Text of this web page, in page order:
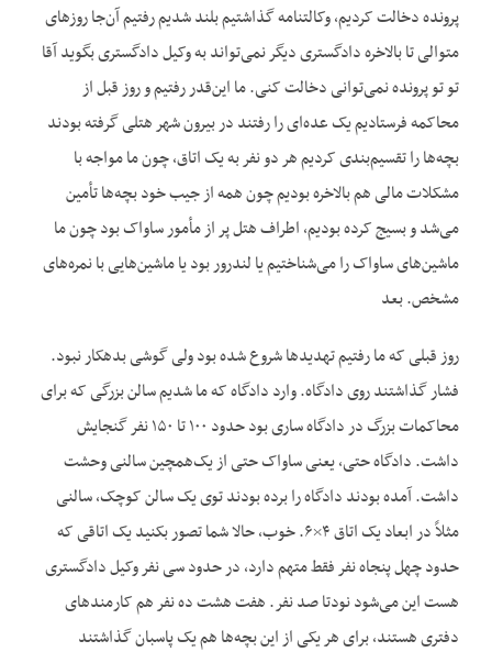
پرونده دخالت کردیم، وکالتنامه گذاشتیم بلند شدیم رفتیم آن‌جا روزهای
متوالی تا بالاخره دادگستری دیگر نمی‌تواند به وکیل دادگستری بگوید آقا
تو تو پرونده نمی‌توانی دخالت کنی. ما این‌قدر رفتیم و روز قبل از
محاکمه فرستادیم یک عده‌ای را رفتند در بیرون شهر هتلی گرفته بودند
بچه‌ها را تقسیم‌بندی کردیم هر دو نفر به یک اتاق، چون ما مواجه با
مشکلات مالی هم بالاخره بودیم چون همه از جیب خود بچه‌ها تأمین
می‌شد و بسیج کرده بودیم، اطراف هتل پر از مأمور ساواک بود چون ما
ماشین‌های ساواک را می‌شناختیم یا لندرور بود یا ماشین‌هایی با نمره‌های
مشخص. بعد
روز قبلی که ما رفتیم تهدیدها شروع شده بود ولی گوشی بدهکار نبود.
فشار گذاشتند روی دادگاه. وارد دادگاه که ما شدیم سالن بزرگی که برای
محاکمات بزرگ در دادگاه ساری بود حدود ۱۰۰ تا ۱۵۰ نفر گنجایش
داشت. دادگاه حتی، یعنی ساواک حتی از یک‌همچین سالنی وحشت
داشت. آمده بودند دادگاه را برده بودند توی یک سالن کوچک، سالنی
مثلاً در ابعاد یک اتاق ۴×۶. خوب، حالا شما تصور بکنید یک اتاقی که
حدود چهل پنجاه نفر فقط متهم دارد، در حدود سی نفر وکیل دادگستری
هست این می‌شود نودتا صد نفر. هفت هشت ده نفر هم کارمندهای
دفتری هستند، برای هر یکی از این بچه‌ها هم یک پاسبان گذاشتند